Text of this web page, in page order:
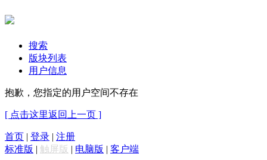
搜索
版块列表
用户信息
抱歉，您指定的用户空间不存在
[ 点击这里返回上一页 ]
首页 | 登录 | 注册
标准版 | 触屏版 | 电脑版 | 客户端